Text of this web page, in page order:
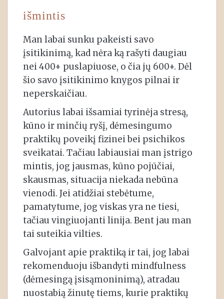
išmintis
Man labai sunku pakeisti savo
įsitikinimą, kad nėra ką rašyti daugiau
nei 400+ puslapiuose, o čia jų 600+. Dėl
šio savo įsitikinimo knygos pilnai ir
neperskaičiau.
Autorius labai išsamiai tyrinėja stresą,
kūno ir minčių ryšį, dėmesingumo
praktikų poveikį fizinei bei psichikos
sveikatai. Tačiau labiausiai man įstrigo
mintis, jog jausmas, kūno pojūčiai,
skausmas, situacija niekada nebūna
vienodi. Jei atidžiai stebėtume,
pamatytume, jog viskas yra ne tiesi,
tačiau vingiuojanti linija. Bent jau man
tai suteikia vilties.
Galvojant apie praktiką ir tai, jog labai
rekomenduoju išbandyti mindfulness
(dėmesingą įsisąmoninimą), atradau
nuostabią žinutę tiems, kurie praktikų